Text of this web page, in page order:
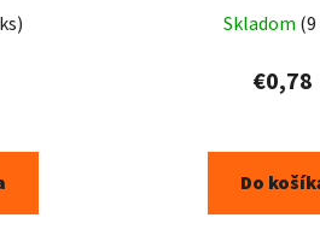
Skladom
€0,78
Do